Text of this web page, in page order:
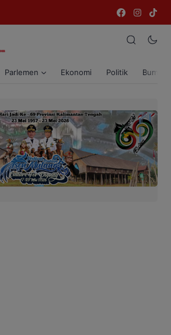
Parlemen Ekonomi Politik Bumi